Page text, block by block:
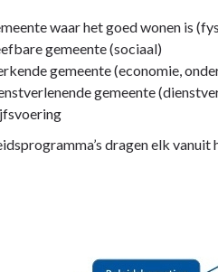
waar het goed wonen is
gemeente (sociaal)
gemeente (economie,
gemeente
dragen elk